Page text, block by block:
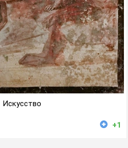
Искусство
+1